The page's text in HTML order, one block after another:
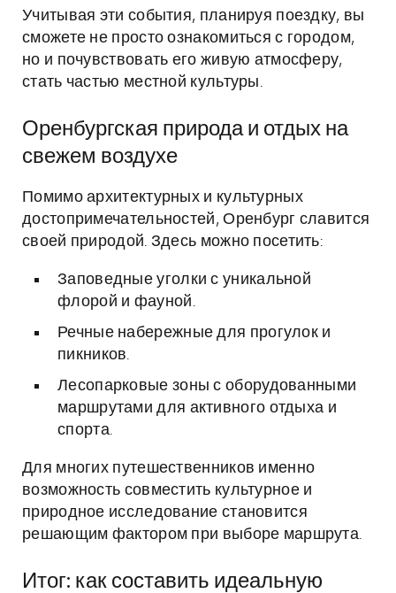
Учитывая эти события, планируя поездку, вы
сможете не просто ознакомиться с городом,
но и почувствовать его живую атмосферу,
стать частью местной культуры.
Оренбургская природа и отдых на
свежем воздухе
Помимо архитектурных и культурных
достопримечательностей, Оренбург славится
своей природой. Здесь можно посетить:
Заповедные уголки с уникальной
флорой и фауной.
Речные набережные для прогулок и
пикников.
Лесопарковые зоны с оборудованными
маршрутами для активного отдыха и
спорта.
Для многих путешественников именно
возможность совместить культурное и
природное исследование становится
решающим фактором при выборе маршрута.
Итог: как составить идеальную